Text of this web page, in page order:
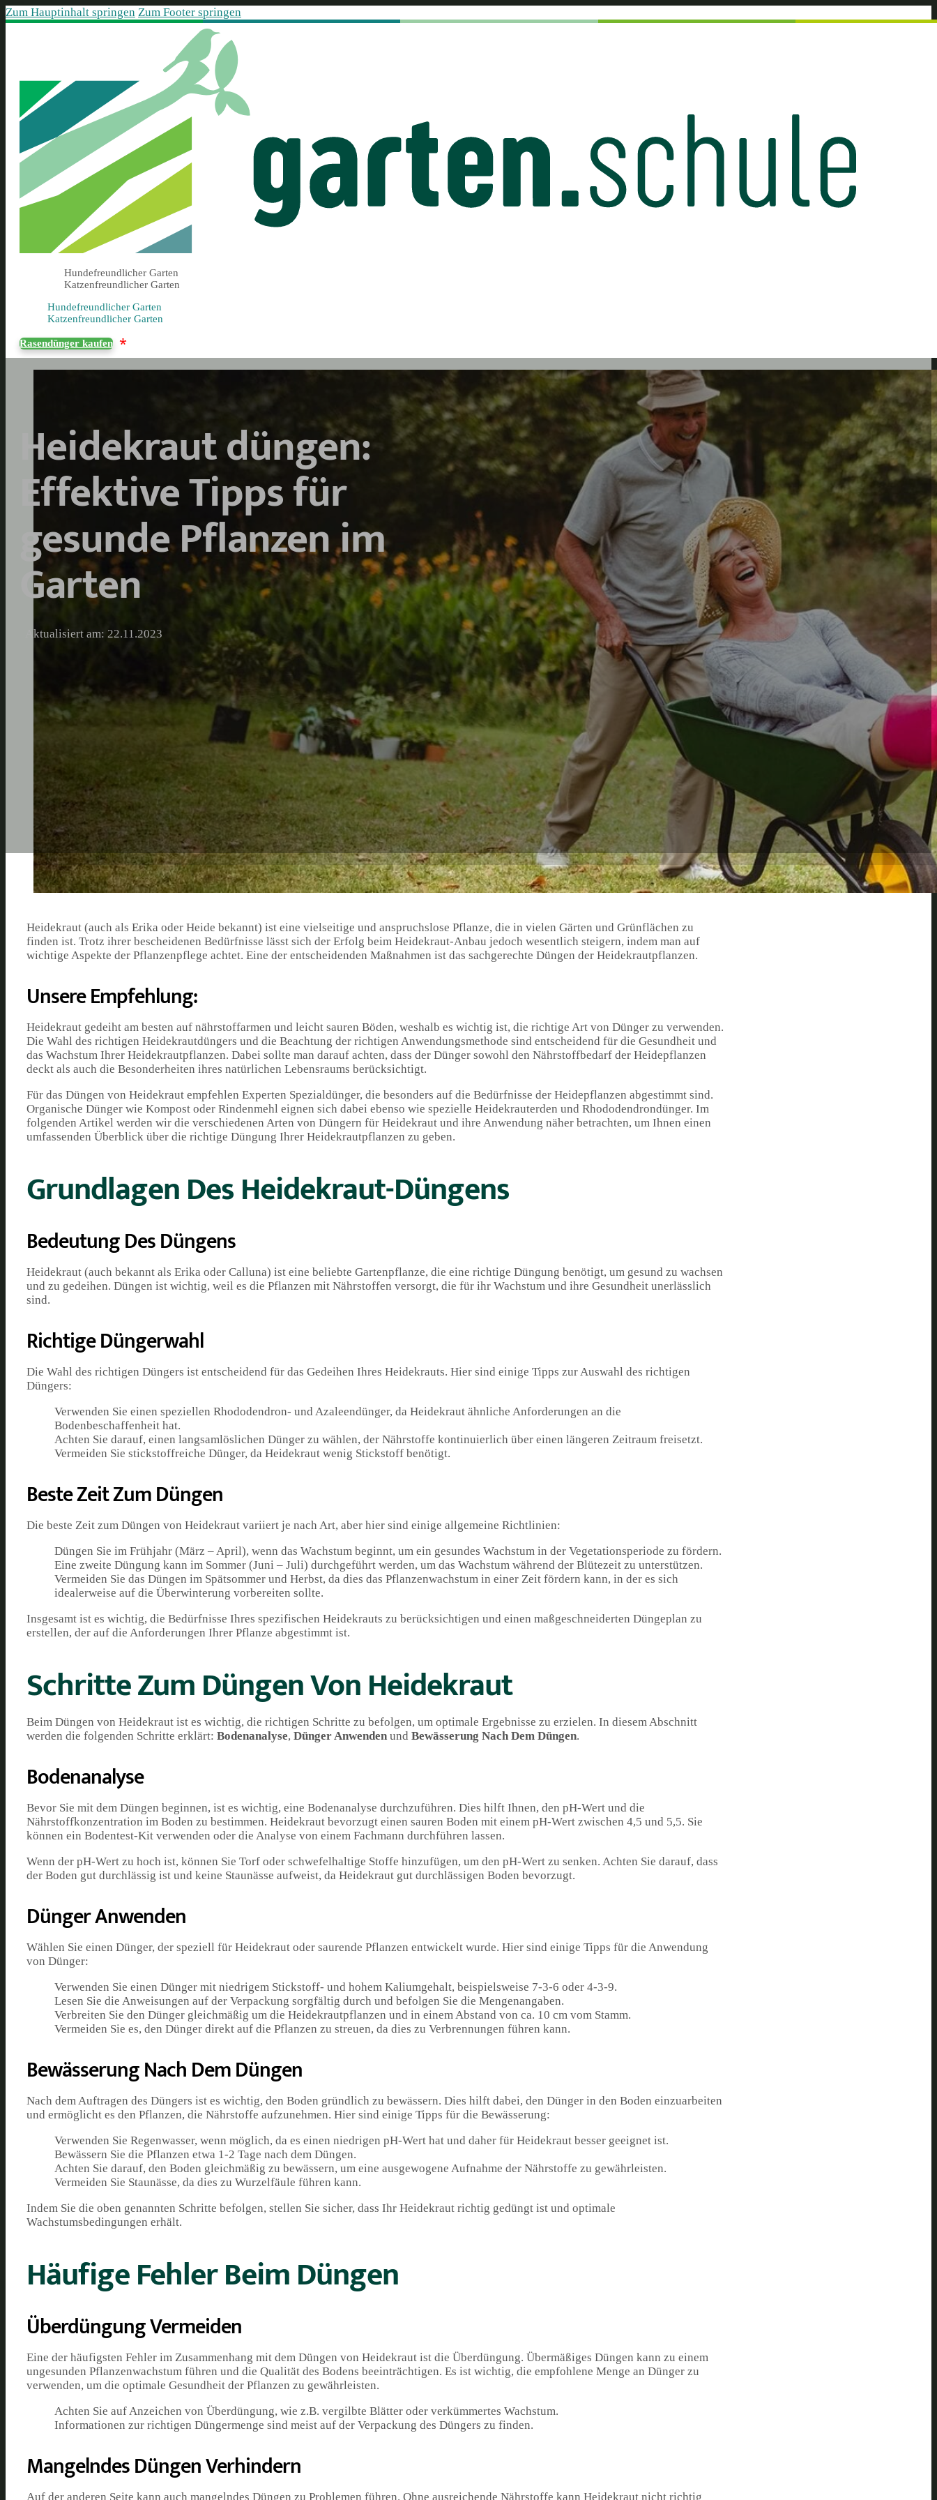
Zum Hauptinhalt springen Zum Footer springen
Hundefreundlicher Garten
Katzenfreundlicher Garten
Hundefreundlicher Garten
Katzenfreundlicher Garten
Rasendünger kaufen *
Heidekraut düngen:
Effektive Tipps für
gesunde Pflanzen im
Garten
Aktualisiert am: 22.11.2023
Heidekraut (auch als Erika oder Heide bekannt) ist eine vielseitige und anspruchslose Pflanze, die in vielen Gärten und Grünflächen zu
finden ist. Trotz ihrer bescheidenen Bedürfnisse lässt sich der Erfolg beim Heidekraut-Anbau jedoch wesentlich steigern, indem man auf
wichtige Aspekte der Pflanzenpflege achtet. Eine der entscheidenden Maßnahmen ist das sachgerechte Düngen der Heidekrautpflanzen.
Unsere Empfehlung:
Heidekraut gedeiht am besten auf nährstoffarmen und leicht sauren Böden, weshalb es wichtig ist, die richtige Art von Dünger zu verwenden.
Die Wahl des richtigen Heidekrautdüngers und die Beachtung der richtigen Anwendungsmethode sind entscheidend für die Gesundheit und
das Wachstum Ihrer Heidekrautpflanzen. Dabei sollte man darauf achten, dass der Dünger sowohl den Nährstoffbedarf der Heidepflanzen
deckt als auch die Besonderheiten ihres natürlichen Lebensraums berücksichtigt.
Für das Düngen von Heidekraut empfehlen Experten Spezialdünger, die besonders auf die Bedürfnisse der Heidepflanzen abgestimmt sind.
Organische Dünger wie Kompost oder Rindenmehl eignen sich dabei ebenso wie spezielle Heidekrauterden und Rhododendrondünger. Im
folgenden Artikel werden wir die verschiedenen Arten von Düngern für Heidekraut und ihre Anwendung näher betrachten, um Ihnen einen
umfassenden Überblick über die richtige Düngung Ihrer Heidekrautpflanzen zu geben.
Grundlagen Des Heidekraut-Düngens
Bedeutung Des Düngens
Heidekraut (auch bekannt als Erika oder Calluna) ist eine beliebte Gartenpflanze, die eine richtige Düngung benötigt, um gesund zu wachsen
und zu gedeihen. Düngen ist wichtig, weil es die Pflanzen mit Nährstoffen versorgt, die für ihr Wachstum und ihre Gesundheit unerlässlich
sind.
Richtige Düngerwahl
Die Wahl des richtigen Düngers ist entscheidend für das Gedeihen Ihres Heidekrauts. Hier sind einige Tipps zur Auswahl des richtigen
Düngers:
Verwenden Sie einen speziellen Rhododendron- und Azaleendünger, da Heidekraut ähnliche Anforderungen an die
Bodenbeschaffenheit hat.
Achten Sie darauf, einen langsamlöslichen Dünger zu wählen, der Nährstoffe kontinuierlich über einen längeren Zeitraum freisetzt.
Vermeiden Sie stickstoffreiche Dünger, da Heidekraut wenig Stickstoff benötigt.
Beste Zeit Zum Düngen
Die beste Zeit zum Düngen von Heidekraut variiert je nach Art, aber hier sind einige allgemeine Richtlinien:
Düngen Sie im Frühjahr (März – April), wenn das Wachstum beginnt, um ein gesundes Wachstum in der Vegetationsperiode zu fördern.
Eine zweite Düngung kann im Sommer (Juni – Juli) durchgeführt werden, um das Wachstum während der Blütezeit zu unterstützen.
Vermeiden Sie das Düngen im Spätsommer und Herbst, da dies das Pflanzenwachstum in einer Zeit fördern kann, in der es sich
idealerweise auf die Überwinterung vorbereiten sollte.
Insgesamt ist es wichtig, die Bedürfnisse Ihres spezifischen Heidekrauts zu berücksichtigen und einen maßgeschneiderten Düngeplan zu
erstellen, der auf die Anforderungen Ihrer Pflanze abgestimmt ist.
Schritte Zum Düngen Von Heidekraut
Beim Düngen von Heidekraut ist es wichtig, die richtigen Schritte zu befolgen, um optimale Ergebnisse zu erzielen. In diesem Abschnitt
werden die folgenden Schritte erklärt: Bodenanalyse, Dünger Anwenden und Bewässerung Nach Dem Düngen.
Bodenanalyse
Bevor Sie mit dem Düngen beginnen, ist es wichtig, eine Bodenanalyse durchzuführen. Dies hilft Ihnen, den pH-Wert und die
Nährstoffkonzentration im Boden zu bestimmen. Heidekraut bevorzugt einen sauren Boden mit einem pH-Wert zwischen 4,5 und 5,5. Sie
können ein Bodentest-Kit verwenden oder die Analyse von einem Fachmann durchführen lassen.
Wenn der pH-Wert zu hoch ist, können Sie Torf oder schwefelhaltige Stoffe hinzufügen, um den pH-Wert zu senken. Achten Sie darauf, dass
der Boden gut durchlässig ist und keine Staunässe aufweist, da Heidekraut gut durchlässigen Boden bevorzugt.
Dünger Anwenden
Wählen Sie einen Dünger, der speziell für Heidekraut oder saurende Pflanzen entwickelt wurde. Hier sind einige Tipps für die Anwendung
von Dünger:
Verwenden Sie einen Dünger mit niedrigem Stickstoff- und hohem Kaliumgehalt, beispielsweise 7-3-6 oder 4-3-9.
Lesen Sie die Anweisungen auf der Verpackung sorgfältig durch und befolgen Sie die Mengenangaben.
Verbreiten Sie den Dünger gleichmäßig um die Heidekrautpflanzen und in einem Abstand von ca. 10 cm vom Stamm.
Vermeiden Sie es, den Dünger direkt auf die Pflanzen zu streuen, da dies zu Verbrennungen führen kann.
Bewässerung Nach Dem Düngen
Nach dem Auftragen des Düngers ist es wichtig, den Boden gründlich zu bewässern. Dies hilft dabei, den Dünger in den Boden einzuarbeiten
und ermöglicht es den Pflanzen, die Nährstoffe aufzunehmen. Hier sind einige Tipps für die Bewässerung:
Verwenden Sie Regenwasser, wenn möglich, da es einen niedrigen pH-Wert hat und daher für Heidekraut besser geeignet ist.
Bewässern Sie die Pflanzen etwa 1-2 Tage nach dem Düngen.
Achten Sie darauf, den Boden gleichmäßig zu bewässern, um eine ausgewogene Aufnahme der Nährstoffe zu gewährleisten.
Vermeiden Sie Staunässe, da dies zu Wurzelfäule führen kann.
Indem Sie die oben genannten Schritte befolgen, stellen Sie sicher, dass Ihr Heidekraut richtig gedüngt ist und optimale
Wachstumsbedingungen erhält.
Häufige Fehler Beim Düngen
Überdüngung Vermeiden
Eine der häufigsten Fehler im Zusammenhang mit dem Düngen von Heidekraut ist die Überdüngung. Übermäßiges Düngen kann zu einem
ungesunden Pflanzenwachstum führen und die Qualität des Bodens beeinträchtigen. Es ist wichtig, die empfohlene Menge an Dünger zu
verwenden, um die optimale Gesundheit der Pflanzen zu gewährleisten.
Achten Sie auf Anzeichen von Überdüngung, wie z.B. vergilbte Blätter oder verkümmertes Wachstum.
Informationen zur richtigen Düngermenge sind meist auf der Verpackung des Düngers zu finden.
Mangelndes Düngen Verhindern
Auf der anderen Seite kann auch mangelndes Düngen zu Problemen führen. Ohne ausreichende Nährstoffe kann Heidekraut nicht richtig